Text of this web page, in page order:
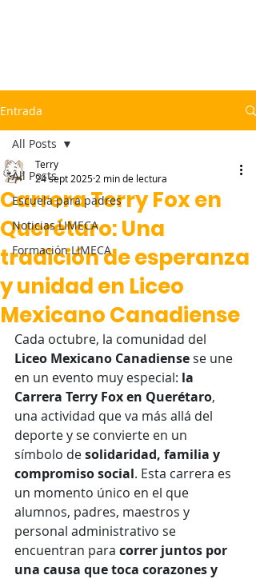
Entrada
All Posts
Escuela para padres
Noticias LIMECA
Formación LIMECA
All Posts
Carrera Terry Fox en
Querétaro: Una
tradición de esperanza
y unidad en Liceo
Mexicano Canadiense
Terry
24 sept 2025 2 min de lectura
Cada octubre, la comunidad del
Liceo Mexicano Canadiense se une
en un evento muy especial: la
Carrera Terry Fox en Querétaro,
una actividad que va más allá del
deporte y se convierte en un
símbolo de solidaridad, familia y
compromiso social. Esta carrera es
un momento único en el que
alumnos, padres, maestros y
personal administrativo se
encuentran para correr juntos por
una causa que toca corazones y